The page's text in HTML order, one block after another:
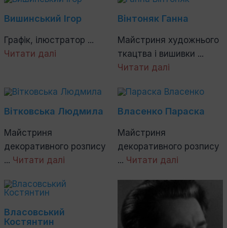
Вишинський Ігор
Графік, ілюстратор ...
Читати далі
Вінтоняк Ганна
Майстриня художнього
ткацтва і вишивки ...
Читати далі
Вітковська Людмила
Майстриня
декоративного розпису
... Читати далі
Власенко Параска
Майстриня
декоративного розпису
... Читати далі
Власовський
Костянтин